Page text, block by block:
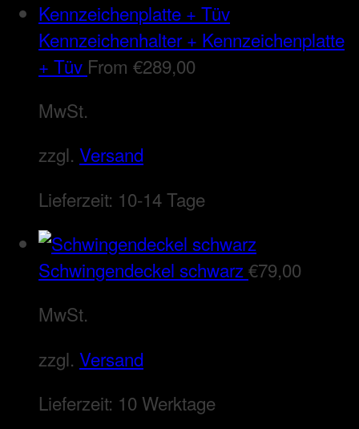
Kennzeichenhalter + Kennzeichenplatte
+ Tüv From €289,00
MwSt.
zzgl. Versand
Lieferzeit: 10-14 Tage
Schwingendeckel schwarz€79,00
MwSt.
zzgl. Versand
Lieferzeit: 10 Werktage